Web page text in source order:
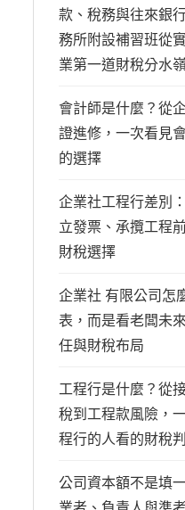
款、稅務與往來銀
務所附設補習班從
業第一道財稅分水
會計師是什麼？從
證進修，一次看見
的選擇
企業社工程行差別
立發票、承攬工程
財稅選擇
企業社 有限公司怎
表，而是看老闆未
任與財稅布局
工程行是什麼？從
稅到工程款風險，
程行的人看的財稅
公司資本額不是填